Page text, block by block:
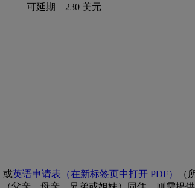
可延期 – 230 美元
或英语申请表（在新标签页中打开 PDF）
（